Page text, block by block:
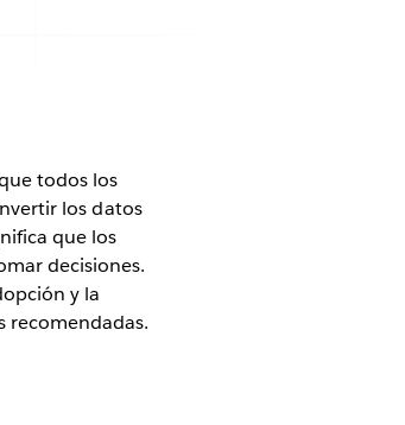
todos los
los datos
que los
decisiones.
y la
recomendadas.